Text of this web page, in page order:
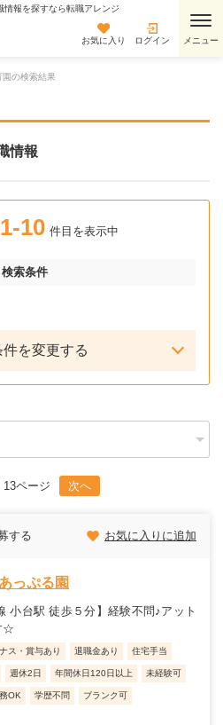
報を探すなら転職アレンジ
お気に入り ログイン
園の検索結果
情報
1-10 件目を表示中
検索条件
を変更する
13ページ 次へ
する お気に入りに追加
っぷる園
小台駅 徒歩５分】経験不問♪アット
☆
ス・賞与あり 退職金あり 住宅手当
週休2日 年間休日120日以上 未経験可
OK 学歴不問 ブランク可